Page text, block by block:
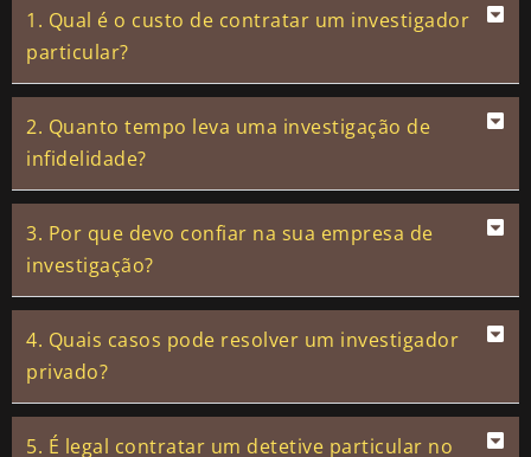
1. Qual é o custo de contratar um investigador
particular?
2. Quanto tempo leva uma investigação de
infidelidade?
3. Por que devo confiar na sua empresa de
investigação?
4. Quais casos pode resolver um investigador
privado?
5. É legal contratar um detetive particular no